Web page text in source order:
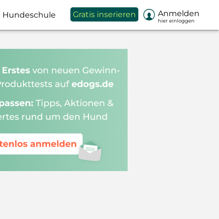
Hundeschule Gratis inserieren  Anmelden
hier einloggen